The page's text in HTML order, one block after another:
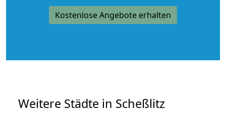
Kostenlose Angebote erhalten
Weitere Städte in Scheßlitz